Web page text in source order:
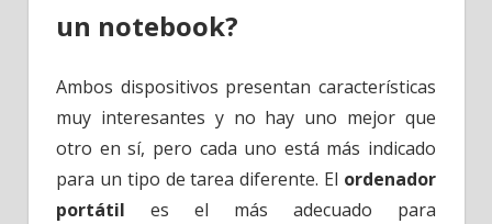
un notebook?
Ambos dispositivos presentan características
muy interesantes y no hay uno mejor que
otro en sí, pero cada uno está más indicado
para un tipo de tarea diferente. El ordenador
portátil es el más adecuado para